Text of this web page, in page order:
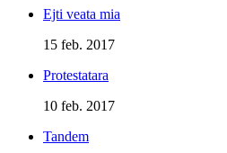
Ejti veata mia
15 feb. 2017
Protestatara
10 feb. 2017
Tandem